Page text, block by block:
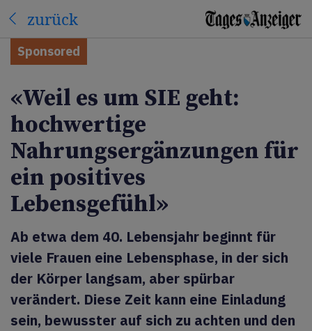
zurück
Sponsored
«Weil es um SIE geht:
hochwertige
Nahrungsergänzungen für
ein positives
Lebensgefühl»
Ab etwa dem 40. Lebensjahr beginnt für
viele Frauen eine Lebensphase, in der sich
der Körper langsam, aber spürbar
verändert. Diese Zeit kann eine Einladung
sein, bewusster auf sich zu achten und den